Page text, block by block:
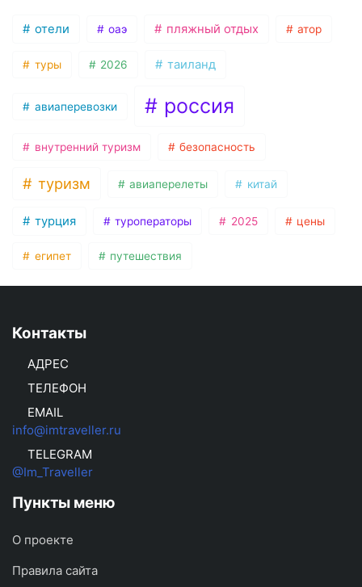
отели оаэ пляжный отдых атор
туры 2026 таиланд
авиаперевозки россия
внутренний туризм безопасность
туризм авиаперелеты китай
турция туроператоры 2025 цены
египет путешествия
Контакты
АДРЕС
ТЕЛЕФОН
EMAIL
info@imtraveller.ru
TELEGRAM
@Im_Traveller
Пункты меню
О проекте
Правила сайта